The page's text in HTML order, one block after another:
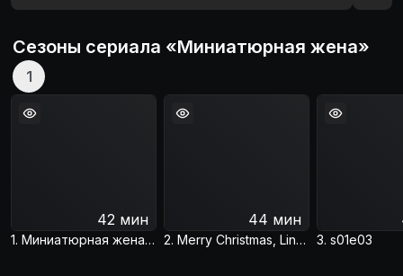
Сезоны сериала «Миниатюрная жена»
1
42 мин
1. Миниатюрная жена / The Miniature Wife
44 мин
2. Merry Christmas, Lindy! 3. s01e03